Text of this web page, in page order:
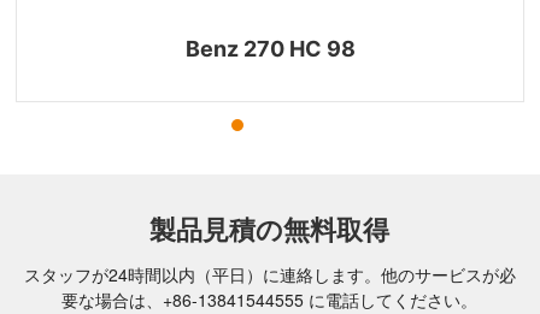
Benz 270 HC 98
製品見積の無料取得
スタッフが24時間以内（平日）に連絡します。他のサービスが必
要な場合は、 +86-13841544555 に電話してください。